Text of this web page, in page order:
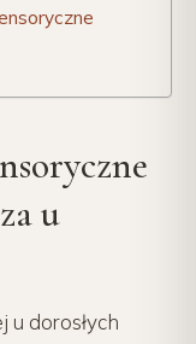
u
dorosłych